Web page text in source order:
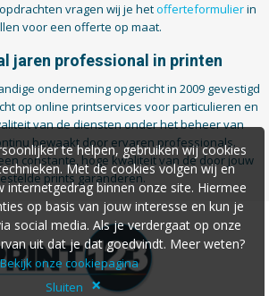
vragen wij je hetofferteformulierin
voor een offerte op maat.
jaren professional in printen
onderneming opgericht in 2009 gevestigd
op online printservices voor particulieren en
van de diensten onder het beheer van
bewaakt door ervaren professionals.
constante, hoge kwaliteit van de door jouw
prints garanderen.
te helpen, gebruiken wij cookies
Met de cookies volgen wij en
internetgedrag binnen onze site. Hiermee
op basis van jouw interesse en kun je
social media. Als je verdergaat op onze
uit dat je dat goedvindt. Meer weten?
Bekijk onze cookiepagina
Sluiten ×